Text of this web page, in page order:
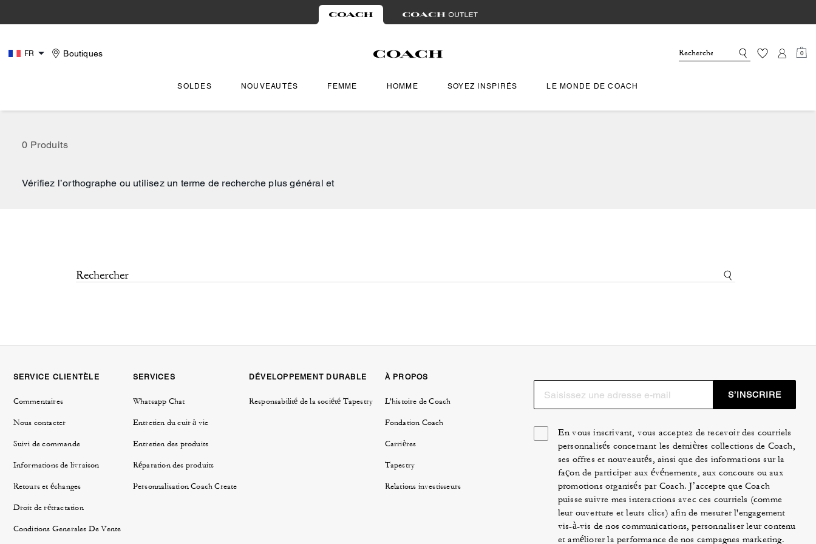
FR Boutiques 0
SOLDES NOUVEAUTÉS FEMME HOMME SOYEZ INSPIRÉS LE MONDE DE COACH
0 Produits
Vérifiez l’orthographe ou utilisez un terme de recherche plus général et
SERVICE CLIENTÈLE
Commentaires
Nous contacter
Suivi de commande
Informations de livraison
Retours et échanges
Droit de rétractation
Conditions Generales De Vente
SERVICES
Whatsapp Chat
Entretien du cuir à vie
Entretien des produits
Réparation des produits
Personnalisation Coach Create
DÉVELOPPEMENT DURABLE
Responsabilité de la société Tapestry
À PROPOS
L'histoire de Coach
Fondation Coach
Carrières
Tapestry
Relations investisseurs
S’INSCRIRE
En vous inscrivant, vous acceptez de recevoir des courriels
personnalisés concernant les dernières collections de Coach,
ses offres et nouveautés, ainsi que des informations sur la
façon de participer aux événements, aux concours ou aux
promotions organisés par Coach. J’accepte que Coach
puisse suivre mes interactions avec ces courriels (comme
leur ouverture et leurs clics) afin de mesurer l'engagement
vis-à-vis de nos communications, personnaliser leur contenu
et améliorer la performance de nos campagnes marketing.